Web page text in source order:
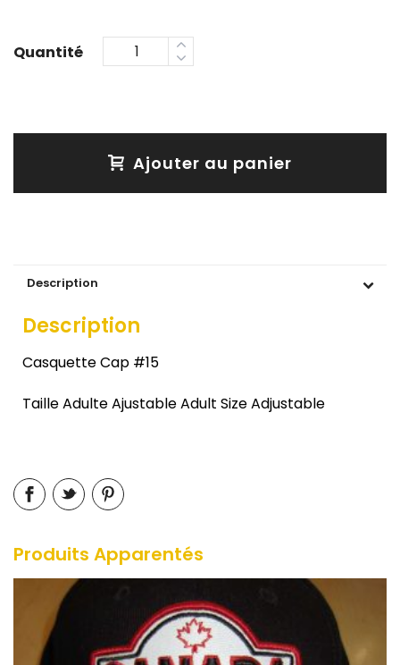
Ajouter au panier
Description
Description
Casquette Cap #15
Taille Adulte Ajustable Adult Size Adjustable
Produits Apparentés